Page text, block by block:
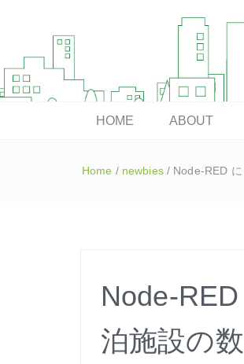
enebular 公式 技術
HOME ABOUT
Home / newbies / Node-RED
Node-
泊施設の